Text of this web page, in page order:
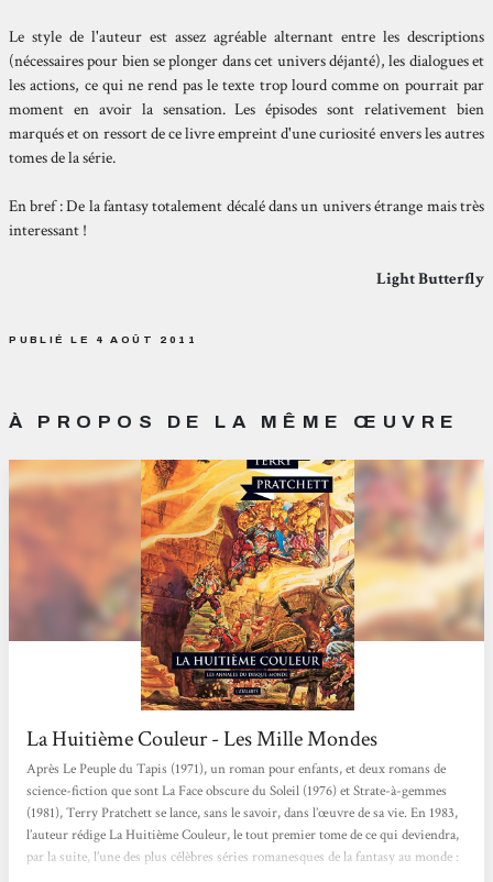
Le style de l'auteur est assez agréable alternant entre les descriptions
(nécessaires pour bien se plonger dans cet univers déjanté), les dialogues et
les actions, ce qui ne rend pas le texte trop lourd comme on pourrait par
moment en avoir la sensation. Les épisodes sont relativement bien
marqués et on ressort de ce livre empreint d'une curiosité envers les autres
tomes de la série.
En bref : De la fantasy totalement décalé dans un univers étrange mais très
interessant !
Light Butterfly
PUBLIÉ LE 4 AOÛT 2011
À PROPOS DE LA MÊME ŒUVRE
La Huitième Couleur - Les Mille Mondes
Après Le Peuple du Tapis (1971), un roman pour enfants, et deux romans de
science-fiction que sont La Face obscure du Soleil (1976) et Strate-à-gemmes
(1981), Terry Pratchett se lance, sans le savoir, dans l’œuvre de sa vie. En 1983,
l’auteur rédige La Huitième Couleur, le tout premier tome de ce qui deviendra,
par la suite, l’une des plus célèbres séries romanesques de la fantasy au monde :